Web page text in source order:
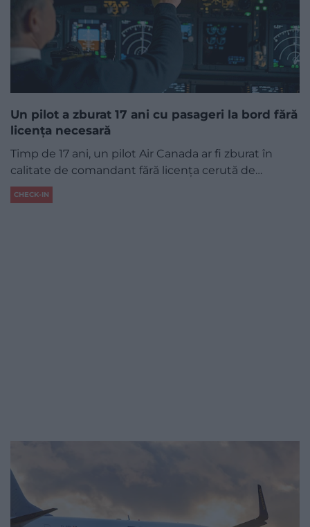
Un pilot a zburat 17 ani cu pasageri la bord fără
licența necesară
Timp de 17 ani, un pilot Air Canada ar fi zburat în
calitate de comandant fără licența cerută de…
CHECK-IN